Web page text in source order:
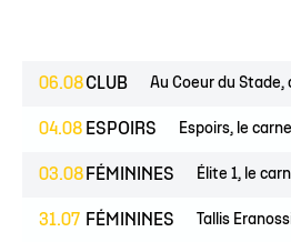
06.08CLUB Au Coeur du Stade,
04.08 ESPOIRS Espoirs, le
03.08 FÉMININES Élite 1, le
31.07 FÉMININES Tallis